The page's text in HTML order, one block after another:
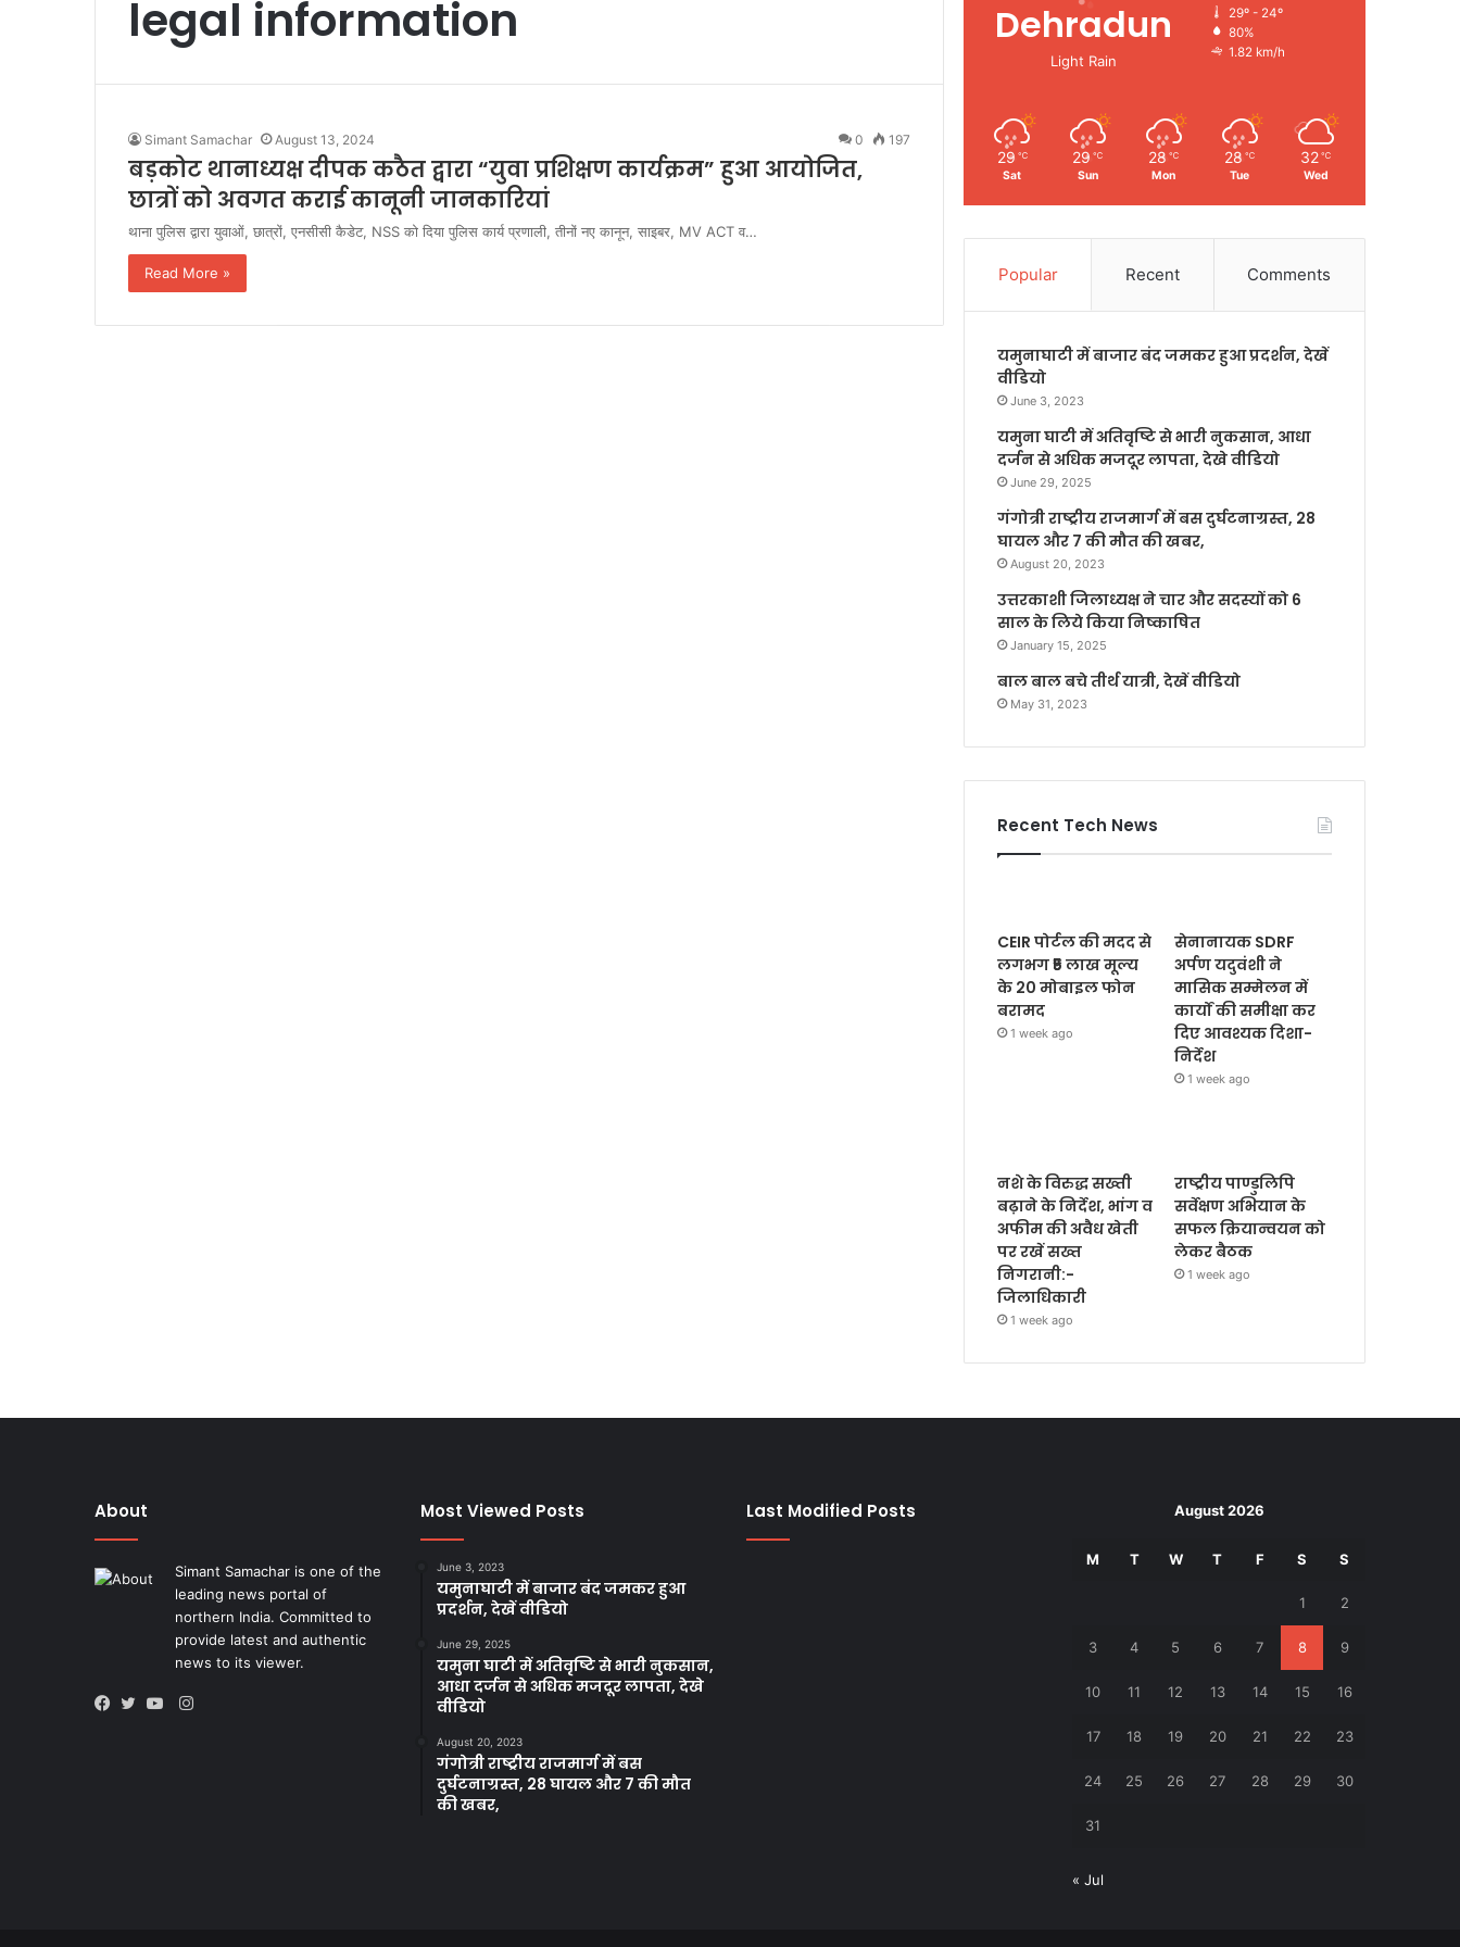
legal information
Simant Samachar August 13, 2024 0 197
बड़कोट थानाध्यक्ष दीपक कठैत द्वारा “युवा प्रशिक्षण कार्यक्रम” हुआ आयोजित,
छात्रों को अवगत कराई कानूनी जानकारियां
थाना पुलिस द्वारा युवाओं, छात्रों, एनसीसी कैडेट, NSS को दिया पुलिस कार्य प्रणाली, तीनों नए कानून, साइबर, MV ACT व…
Read More »
Dehradun
Light Rain
29º - 24º
80%
1.82 km/h
29 ℃
Sat
29 ℃
Sun
28 ℃
Mon
28 ℃
Tue
32 ℃
Wed
Popular Recent Comments
यमुनाघाटी में बाजार बंद जमकर हुआ प्रदर्शन, देखें
वीडियो
June 3, 2023
यमुना घाटी में अतिवृष्टि से भारी नुकसान, आधा
दर्जन से अधिक मजदूर लापता, देखे वीडियो
June 29, 2025
गंगोत्री राष्ट्रीय राजमार्ग में बस दुर्घटनाग्रस्त, 28
घायल और 7 की मौत की खबर,
August 20, 2023
उत्तरकाशी जिलाध्यक्ष ने चार और सदस्यों को 6
साल के लिये किया निष्काषित
January 15, 2025
बाल बाल बचे तीर्थ यात्री, देखें वीडियो
May 31, 2023
Recent Tech News
CEIR पोर्टल की मदद से
लगभग ₹5 लाख मूल्य
के 20 मोबाइल फोन
बरामद
1 week ago
सेनानायक SDRF
अर्पण यदुवंशी ने
मासिक सम्मेलन में
कार्यों की समीक्षा कर
दिए आवश्यक दिशा-
निर्देश
1 week ago
नशे के विरुद्ध सख्ती
बढ़ाने के निर्देश, भांग व
अफीम की अवैध खेती
पर रखें सख्त
निगरानी:-
जिलाधिकारी
1 week ago
राष्ट्रीय पाण्डुलिपि
सर्वेक्षण अभियान के
सफल क्रियान्वयन को
लेकर बैठक
1 week ago
About
Simant Samachar is one of the
leading news portal of
northern India. Committed to
provide latest and authentic
news to its viewer.
Instagram
Most Viewed Posts
June 3, 2023
यमुनाघाटी में बाजार बंद जमकर हुआ
प्रदर्शन, देखें वीडियो
June 29, 2025
यमुना घाटी में अतिवृष्टि से भारी नुकसान,
आधा दर्जन से अधिक मजदूर लापता, देखे
वीडियो
August 20, 2023
गंगोत्री राष्ट्रीय राजमार्ग में बस
दुर्घटनाग्रस्त, 28 घायल और 7 की मौत
की खबर,
Last Modified Posts August 2026
M T W T F S S
1 2
3 4 5 6 7 8 9
10 11 12 13 14 15 16
17 18 19 20 21 22 23
24 25 26 27 28 29 30
31
« Jul